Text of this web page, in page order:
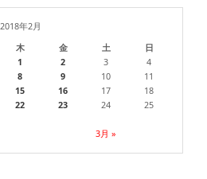
2018年2月
木 金 土 日
3月 »
1 2 3
4
8 9 10
11
15 16 17
18
22 23 24
25